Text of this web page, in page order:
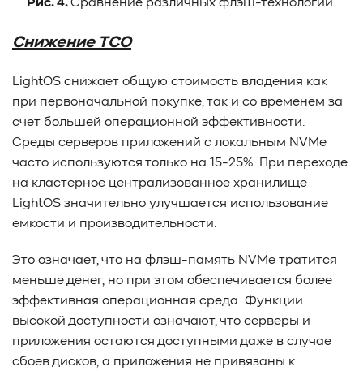
Рис. 4.Сравнение различных флэш-технологий.
Снижение ТСО
LightOS снижает общую стоимость владения как
при первоначальной покупке, так и со временем за
счет большей операционной эффективности.
Среды серверов приложений с локальным NVMe
часто используются только на 15-25%. При переходе
на кластерное централизованное хранилище
LightOS значительно улучшается использование
емкости и производительности.
Это означает, что на флэш-память NVMe тратится
меньше денег, но при этом обеспечивается более
эффективная операционная среда. Функции
высокой доступности означают, что серверы и
приложения остаются доступными даже в случае
сбоев дисков, а приложения не привязаны к